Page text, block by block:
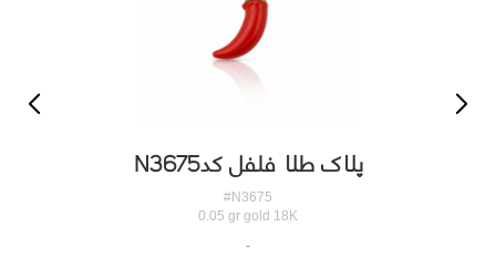
پلاک طلا فلفل کدN3675
#N3675
0.05 gr gold 18K